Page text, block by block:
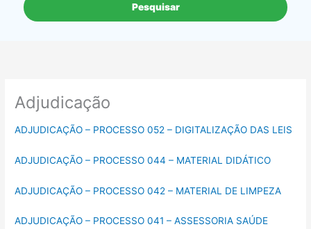
Pesquisar
Adjudicação
ADJUDICAÇÃO – PROCESSO 052 – DIGITALIZAÇÃO DAS LEIS
ADJUDICAÇÃO – PROCESSO 044 – MATERIAL DIDÁTICO
ADJUDICAÇÃO – PROCESSO 042 – MATERIAL DE LIMPEZA
ADJUDICAÇÃO – PROCESSO 041 – ASSESSORIA SAÚDE